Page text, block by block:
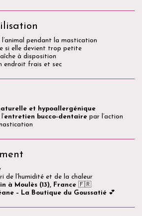
l’animal pendant la mastication
si elle devient trop petite
à disposition
endroit frais et sec
et hypoallergénique
entretien bucco-dentaire par l’action
de l’humidité et de la chaleur
à Moulès (13), France 🇫🇷
– La Boutique du Goussatié 💕